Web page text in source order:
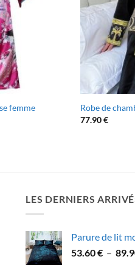
femme
Robe de
77.90€
LES DERNIERS
Parure de lit
53.60€ –